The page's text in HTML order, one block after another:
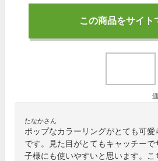
この商品をサイト
たなかさん
ポップなカラーリングがとても可
です。見た目がとてもキャッチー
子様にも使いやすいと思います。こ